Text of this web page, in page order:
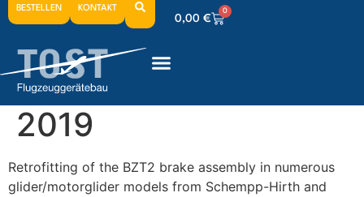
BESTELLEN KONTAKT
0,00 €
0
0,00€ 0
0,00€ 0
2019
Retrofitting of the BZT2 brake assembly in numerous
glider/motorglider models from Schempp-Hirth and